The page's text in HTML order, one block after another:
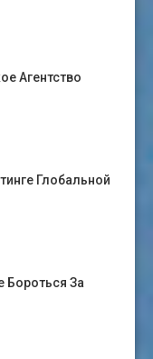
Агентство
Глобальной
Бороться За